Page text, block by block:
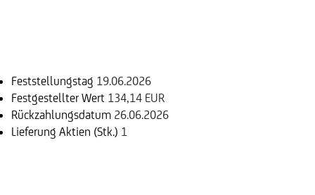
Feststellungstag 19.06.2026
Festgestellter Wert 134,14 EUR
Rückzahlungsdatum 26.06.2026
Lieferung Aktien (Stk.) 1